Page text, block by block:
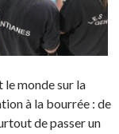
le monde sur la
à la bourrée : de
de passer un